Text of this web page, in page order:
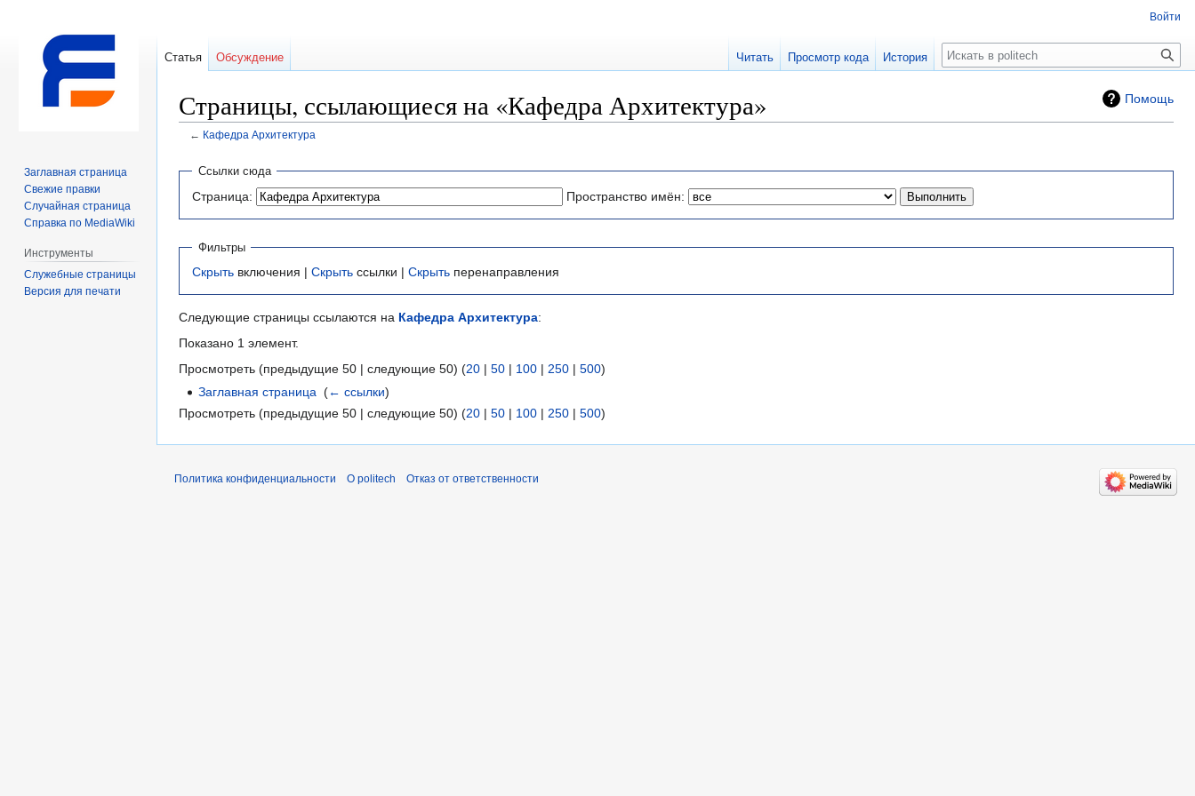
Помощь
Страницы, ссылающиеся на «Кафедра Архитектура»
← Кафедра Архитектура
Перейти
навигации
Перейти
поиску
Ссылки сюда
Страница: Пространство имён:
Фильтры
Скрыть включения | Скрыть ссылки | Скрыть перенаправления
Следующие страницы ссылаются на Кафедра Архитектура:
Показано 1 элемент.
Просмотреть (предыдущие 50 | следующие 50) (20 | 50 | 100 | 250 | 500)
Заглавная страница ‎(← ссылки)
Просмотреть (предыдущие 50 | следующие 50) (20 | 50 | 100 | 250 | 500)
Войти
Статья Обсуждение Читать Просмотр кода История Поиск
Заглавная страница
Свежие правки
Случайная страница
Справка по MediaWiki
Инструменты
Служебные страницы
Версия для печати
Политика конфиденциальности О politech Отказ от ответственности